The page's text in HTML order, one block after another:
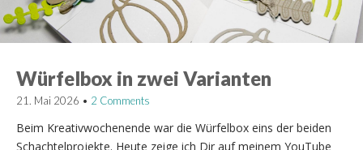
Würfelbox in zwei Varianten
21. Mai 2026 • 2 Comments
Beim Kreativwochenende war die Würfelbox eins der beiden
Schachtelprojekte. Heute zeige ich Dir auf meinem YouTube